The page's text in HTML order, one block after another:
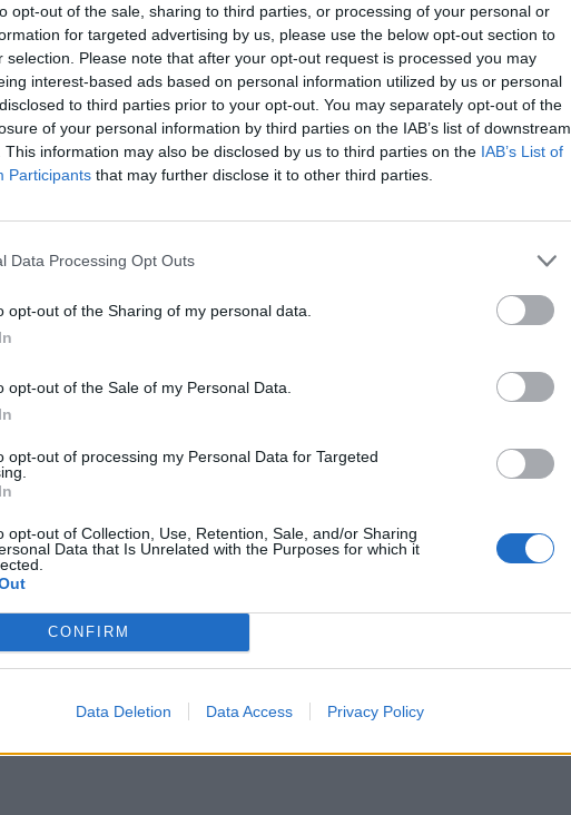
opt-out of the sale, sharing to third parties, or processing of your personal or
for targeted advertising by us, please use the below opt-out section to
selection. Please note that after your opt-out request is processed you may
interest-based ads based on personal information utilized by us or personal
to third parties prior to your opt-out. You may separately opt-out of the
of your personal information by third parties on the IAB’s list of downstream
This information may also be disclosed by us to third parties on the IAB’s List of
Participants that may further disclose it to other third parties.
Data Processing Opt Outs
opt-out of the Sharing of my personal data.
opt-out of the Sale of my Personal Data.
opt-out of processing my Personal Data for Targeted
opt-out of Collection, Use, Retention, Sale, and/or Sharing
Data that Is Unrelated with the Purposes for which it
CONFIRM
Data Deletion Data Access Privacy Policy
ήταν το αίμα από το αίμα μου. Τι να λέμε
έτρεχε με το πατίνι. Έτυχε. Έτυχε. Μας έτυχε η
», ανέφερε.
πως «
το ένα πατίνι, έκανε τον ελιγμό και ο
με το σταθμευμένο και δεν είχε
και του ανθρώπου που έγινε το ατύχημα.
τρόπο. Έχουν και αυτοί ένα δράμα να
δεν τον έχω γεννήσει . Τον έχω μεγαλώσει
του έχει την απόλυτη επιμέλεια.
Δεν ήθελε να γίνει τίποτα εννοείται. Κανένας